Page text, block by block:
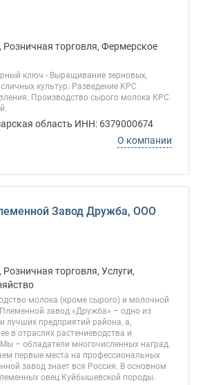
Розничная торговля, Фермерское
ключ - Выращивание зерновых,
культур. Разведение КРС
Производство сырого молока КРС.
область ИНН: 6379000674
О компании
Завод Дружба, ООО
торговля, Услуги,
молока (кроме сырого) и молочной
Племенной завод «Дружба» – одно из
лучших предприятий района, а,
в отраслях растениеводства и
– обладатели многочисленных наград.
первые места на профессиональных
завод знает вся Россия. В основном
овец Куйбышевской породы.